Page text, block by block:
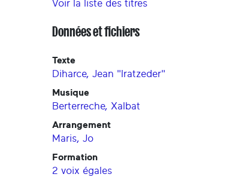
Voir la liste des titres
Données et fichiers
Texte
Diharce, Jean "Iratzeder"
Musique
Berterreche, Xalbat
Arrangement
Maris, Jo
Formation
2 voix égales